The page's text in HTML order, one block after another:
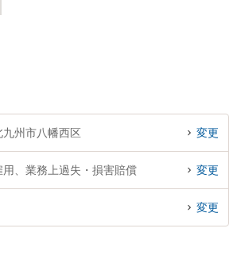
州市八幡西区 変更
用、業務上過失・損害賠償 変更
変更